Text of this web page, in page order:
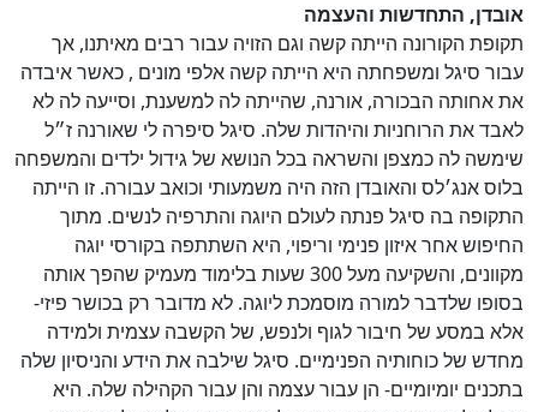
אובדן, התחדשות והעצמה
תקופת הקורונה הייתה קשה וגם הזויה עבור רבים מאיתנו, אך
עבור סיגל ומשפחתה היא הייתה קשה אלפי מונים , כאשר איבדה
את אחותה הבכורה, אורנה, שהייתה לה למשענת, וסייעה לה לא
לאבד את הרוחניות והיהדות שלה. סיגל סיפרה לי שאורנה ז״ל
שימשה לה כמצפן והשראה בכל הנושא של גידול ילדים והמשפחה
בלוס אנג׳לס והאובדן הזה היה משמעותי וכואב עבורה. זו הייתה
התקופה בה סיגל פנתה לעולם היוגה והתרפיה לנשים. מתוך
החיפוש אחר איזון פנימי וריפוי, היא השתתפה בקורסי יוגה
מקוונים, והשקיעה מעל 300 שעות בלימוד מעמיק שהפך אותה
בסופו שלדבר למורה מוסמכת ליוגה. לא מדובר רק בכושר פיזי-
אלא במסע של חיבור לגוף ולנפש, של הקשבה עצמית ולמידה
מחדש של כוחותיה הפנימיים. סיגל שילבה את הידע והניסיון שלה
בתכנים יומיומיים- הן עבור עצמה והן עבור הקהילה שלה. היא